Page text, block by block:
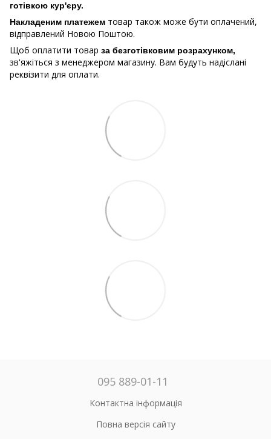
готівкою кур'єру.
Накладеним платежем товар також може бути оплачений,
відправлений Новою Поштою.
Щоб оплатити товар за безготівковим розрахунком,
зв'яжіться з менеджером магазину. Вам будуть надіслані
реквізити для оплати.
095 889-01-11
Контактна інформація
Повна версія сайту